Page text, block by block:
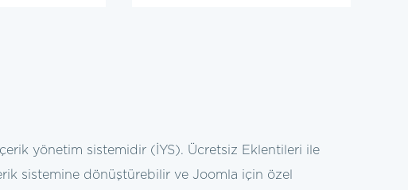
yönetim sistemidir (İYS). Ücretsiz Eklentileri ile
sistemine dönüştürebilir ve Joomla için özel